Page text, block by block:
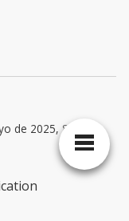
de 2025,8:21 am